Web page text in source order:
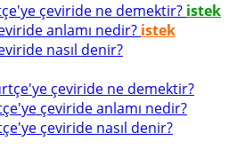
çeviride ne demektir? istek
anlamı nedir? istek
nasıl denir?
çeviride ne demektir?
çeviride anlamı nedir?
çeviride nasıl denir?